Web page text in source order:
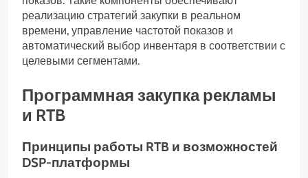
реализацию стратегий закупки в реальном
времени, управление частотой показов и
автоматический выбор инвентаря в соответствии с
целевыми сегментами.
Программная закупка рекламы
и RTB
Принципы работы RTB и возможностей
DSP-платформы